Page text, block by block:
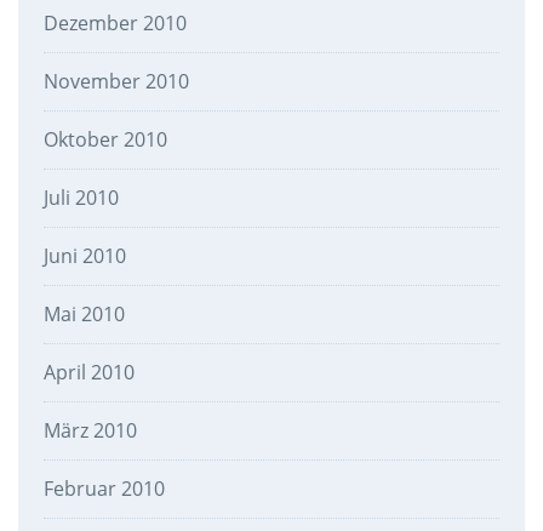
Dezember 2010
November 2010
Oktober 2010
Juli 2010
Juni 2010
Mai 2010
April 2010
März 2010
Februar 2010